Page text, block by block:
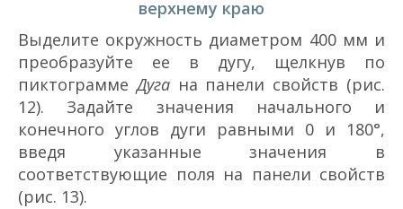
верхнему краю
Выделите окружность диаметром 400 мм и
преобразуйте ее в дугу, щелкнув по
пиктограммеДугана панели свойств (рис.
12). Задайте значения начального и
конечного углов дуги равными 0 и 180°,
введя указанные значения в
соответствующие поля на панели свойств
(рис. 13).